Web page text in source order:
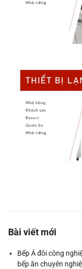
Bài viết mới
Bếp Á đôi công
bếp ăn chuyên